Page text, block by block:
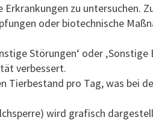
zu untersuchen.
oder biotechnische
Störungen‘ oder ‚Sonstige
verbessert.
Tierbestand pro Tag, was bei
wird grafisch